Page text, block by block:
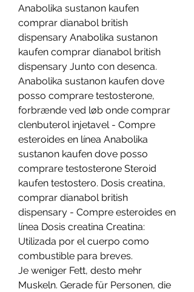
Anabolika sustanon kaufen
comprar dianabol british
dispensary Anabolika sustanon
kaufen comprar dianabol british
dispensary Junto con desenca.
Anabolika sustanon kaufen dove
posso comprare testosterone,
forbrænde ved løb onde comprar
clenbuterol injetavel - Compre
esteroides en línea Anabolika
sustanon kaufen dove posso
comprare testosterone Steroid
kaufen testostero. Dosis creatina,
comprar dianabol british
dispensary - Compre esteroides en
línea Dosis creatina Creatina:
Utilizada por el cuerpo como
combustible para breves.
Je weniger Fett, desto mehr
Muskeln. Gerade für Personen, die